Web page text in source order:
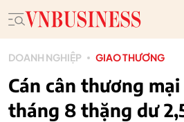
DOANH NGHIỆP GIAO THƯƠNG
Cán cân thương
tháng 8 thặng dư